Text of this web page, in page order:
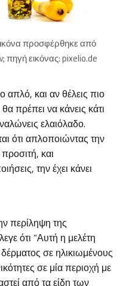
προσφέρθηκε από
πηγή εικόνας: pixelio.de
απλό, και αν θέλεις πιο
πρέπει να κάνεις κάτι
ελαιόλαδο.
ότι απλοποιώντας την
και
την έχει κάνει
περίληψη της
ότι “Αυτή η μελέτη
δέρματος σε ηλικιωμένους
σε μία περιοχή με
από τα είδη των